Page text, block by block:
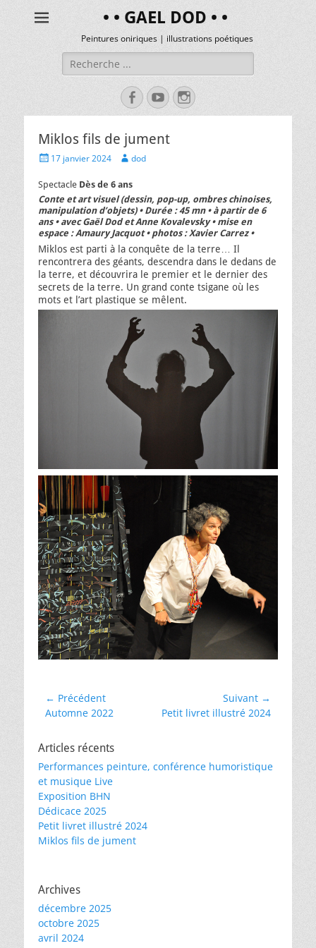
• • GAEL DOD • •
Peintures oniriques | illustrations poétiques
Miklos fils de jument
17 janvier 2024 dod
Spectacle Dès de 6 ans
Conte et art visuel (dessin, pop-up, ombres chinoises,
manipulation d’objets) • Durée : 45 mn • à partir de 6
ans • avec Gaël Dod et Anne Kovalevsky • mise en
espace : Amaury Jacquot • photos : Xavier Carrez •
Miklos est parti à la conquête de la terre… Il
rencontrera des géants, descendra dans le dedans de
la terre, et découvrira le premier et le dernier des
secrets de la terre. Un grand conte tsigane où les
mots et l’art plastique se mêlent.
← Précédent
Article
Automne 2022
Suivant →
Article
Petit livret illustré 2024
Articles récents
Performances peinture, conférence humoristique
et musique Live
Exposition BHN
Dédicace 2025
Petit livret illustré 2024
Miklos fils de jument
Archives
décembre 2025
octobre 2025
avril 2024